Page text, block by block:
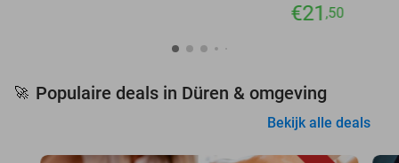
€21,50
🚀 Populaire deals in Düren & omgeving
Bekijk alle deals